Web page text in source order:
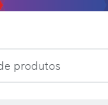
produtos